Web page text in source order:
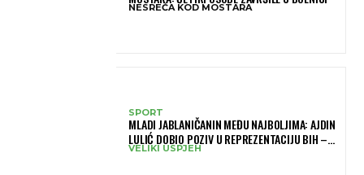
NESREĆA KOD MOSTARA
SPORT
MLADI JABLANIČANIN MEĐU NAJBOLJIMA: AJDIN
LULIĆ DOBIO POZIV U REPREZENTACIJU BIH –
BRANIT ĆE BOJE BIH NA SLOVENIA BALL
VELIKI USPJEH